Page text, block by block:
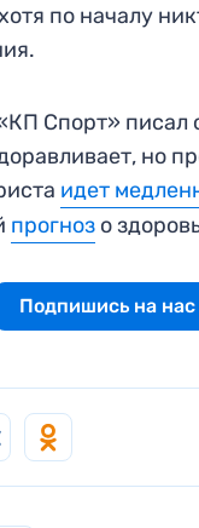
по началу
Спорт» писал
но
идет
прогноз о
Подпишись на нас